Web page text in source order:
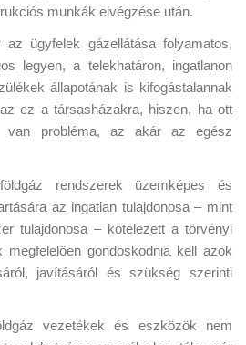
munkák elvégzése után.
az ügyfelek gázellátása folyamatos,
legyen, a telekhatáron, ingatlanon
állapotának is kifogástalannak
ez a társasházakra, hiszen, ha ott
probléma, az akár az egész
rendszerek üzemképes és
az ingatlan tulajdonosa – mint
tulajdonosa – kötelezett a törvényi
megfelelően gondoskodnia kell azok
javításáról és szükség szerinti
vezetékek és eszközök nem